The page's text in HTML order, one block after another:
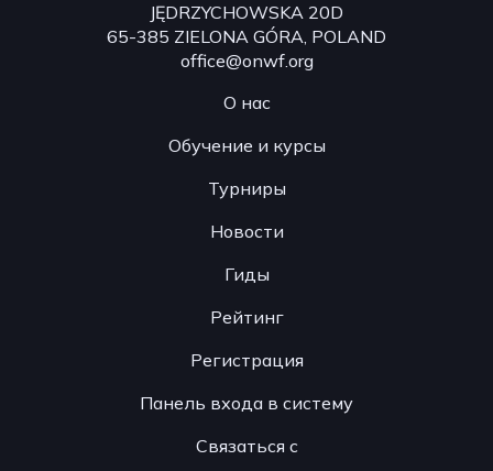
JĘDRZYCHOWSKA 20D
65-385 ZIELONA GÓRA, POLAND
office@onwf.org
О нас
Обучение и курсы
Турниры
Новости
Гиды
Рейтинг
Регистрация
Панель входа в систему
Связаться с